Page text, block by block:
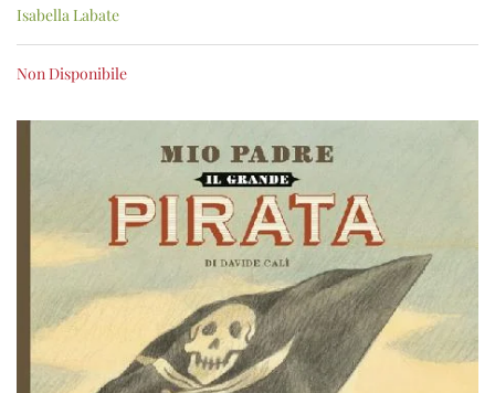
Isabella Labate
Non Disponibile